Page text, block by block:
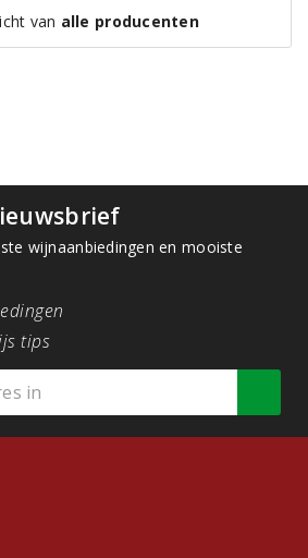
van alle producenten
wijnaanbiedingen en mooiste
tips